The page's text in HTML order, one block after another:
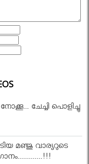
ചേച്ചി പൊളിച്ചു
മഞ്ജു വാര്യറുടെ